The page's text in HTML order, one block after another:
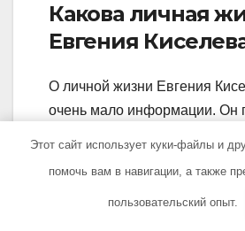
Какова личная
Евгения
О личной жизни Евгения
очень мало информации. Он
публичностью. Единственное,
что он состоит в браке и
Этот сайт использует куки-файлы и
помочь вам в навигации, а также
пользовательский опыт.